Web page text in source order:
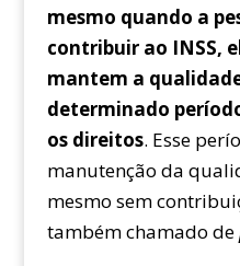
mesmo quando a
contribuir ao INSS,
mantem a
determinado
os direitos. Esse
manutenção da
mesmo sem
também chamado de